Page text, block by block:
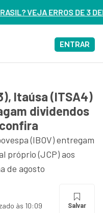
3 DELES – ASSISTA AGORA
ENTRAR
Itaúsa (ITSA4)
dividendos
(IBOV) entregam
próprio (JCP) aos
de agosto
às 10:09 Salvar